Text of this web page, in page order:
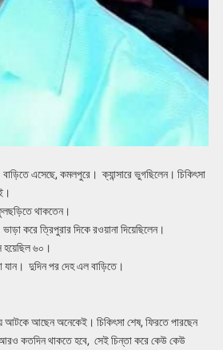
এসেছে, কমলপুরে। ক্যান্সারে ভুগছিলেন। চিকিৎসা
থাকতেন।
করে ত্রিপুরার দিকে রওয়ানা দিয়েছিলেন।
হয়েছিল ৬০।
যান। দুদিন পর দেহ এল বাড়িতে।
আটকে আছেন অনেকেই। চিকিৎসা শেষ, ফিরতে পারছেন
কতদিন থাকতে হবে, সেই চিন্তা করে কেউ কেউ